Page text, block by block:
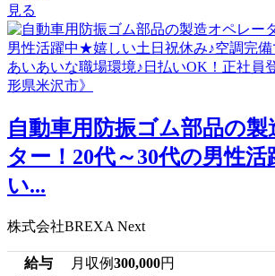
見る
自動車用防振ゴム部品の
ター！20代～30代の男性
い...
株式会社BREXA Next
給与 月収例300,000円